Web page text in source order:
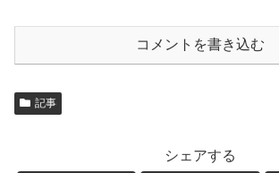
コメントを書き込む
記事
シェアする